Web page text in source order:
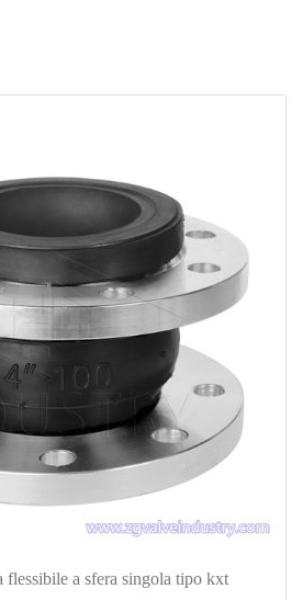
flessibile a sfera singola tipo kxt